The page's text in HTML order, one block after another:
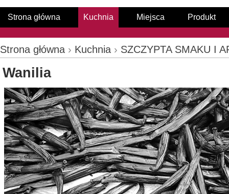
Strona główna Kuchnia Miejsca Produkt
Strona główna › Kuchnia › SZCZYPTA SMAKU I
Wanilia